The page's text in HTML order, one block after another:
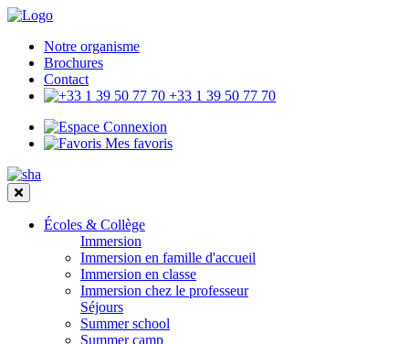
Notre organisme
Brochures
Contact
+33 1 39 50 77 70
Connexion
Mes favoris
Écoles & Collège
Immersion
Immersion en famille d'accueil
Immersion en classe
Immersion chez le professeur
Séjours
Summer school
Summer camp